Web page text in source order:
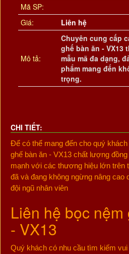
Mã SP:
Giá:
Liên hệ
Mô tả:
Chuyên cung cấp
ghế bàn ăn - VX13
mẫu mã đa dạng,
phẩm mang đến
trọng.
CHI TIẾT:
Để có thể mang đến cho quý
ghế bàn ăn - VX13 chất lượng
mạnh với các thương hiệu lớn trên
đã và đang không ngừng nâng cao
đội ngũ nhân viên
Liên hệ bọc
- VX13
Quý khách có nhu cầu tìm kiếm vui